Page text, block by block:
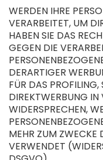
WERDEN IHRE
VERARBEITET, UM
HABEN SIE DAS
GEGEN DIE
DERARTIGER
FÜR DAS
DIREKTWERBUNG IN
WIDERSPRECHEN,
MEHR ZUM ZWECKE
VERWENDET